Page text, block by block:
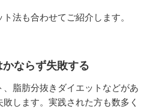
法も合わせてご紹介します。
ならず失敗する
脂肪分抜きダイエットなどがあ
します。実践された方も数多く